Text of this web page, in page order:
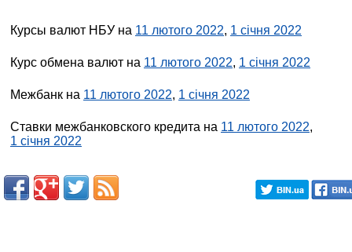
Курсы валют НБУ на 11 лютого 2022, 1 січня 2022
Курс обмена валют на 11 лютого 2022, 1 січня 2022
Межбанк на 11 лютого 2022, 1 січня 2022
Ставки межбанковского кредита на 11 лютого 2022,
1 січня 2022